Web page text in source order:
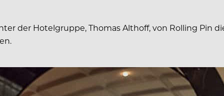
der Hotelgruppe, Thomas Althoff, von Rolling Pin